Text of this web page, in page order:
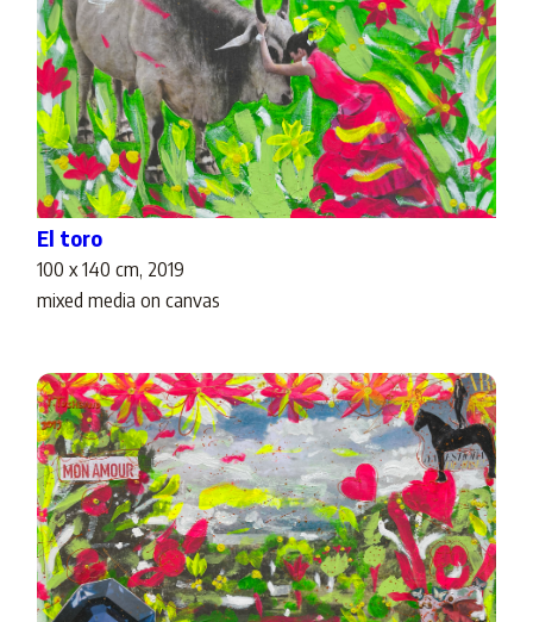
El toro
100 x 140 cm, 2019
mixed media on canvas